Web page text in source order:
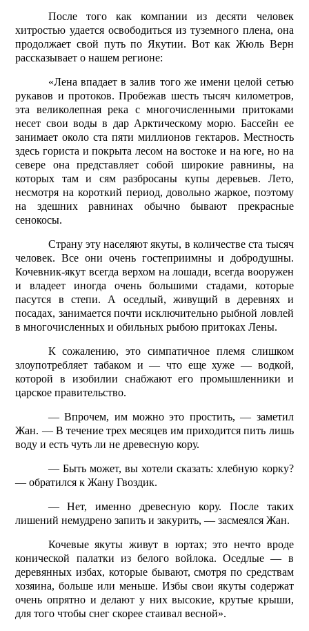
После того как компании из десяти человек
хитростью удается освободиться из туземного плена, она
продолжает свой путь по Якутии. Вот как Жюль Верн
рассказывает о нашем регионе:
«Лена впадает в залив того же имени целой сетью
рукавов и протоков. Пробежав шесть тысяч километров,
эта великолепная река с многочисленными притоками
несет свои воды в дар Арктическому морю. Бассейн ее
занимает около ста пяти миллионов гектаров. Местность
здесь гориста и покрыта лесом на востоке и на юге, но на
севере она представляет собой широкие равнины, на
которых там и сям разбросаны купы деревьев. Лето,
несмотря на короткий период, довольно жаркое, поэтому
на здешних равнинах обычно бывают прекрасные
сенокосы.
Страну эту населяют якуты, в количестве ста тысяч
человек. Все они очень гостеприимны и добродушны.
Кочевник-якут всегда верхом на лошади, всегда вооружен
и владеет иногда очень большими стадами, которые
пасутся в степи. А оседлый, живущий в деревнях и
посадах, занимается почти исключительно рыбной ловлей
в многочисленных и обильных рыбою притоках Лены.
К сожалению, это симпатичное племя слишком
злоупотребляет табаком и — что еще хуже — водкой,
которой в изобилии снабжают его промышленники и
царское правительство.
— Впрочем, им можно это простить, — заметил
Жан. — В течение трех месяцев им приходится пить лишь
воду и есть чуть ли не древесную кору.
— Быть может, вы хотели сказать: хлебную корку?
— обратился к Жану Гвоздик.
— Нет, именно древесную кору. После таких
лишений немудрено запить и закурить, — засмеялся Жан.
Кочевые якуты живут в юртах; это нечто вроде
конической палатки из белого войлока. Оседлые — в
деревянных избах, которые бывают, смотря по средствам
хозяина, больше или меньше. Избы свои якуты содержат
очень опрятно и делают у них высокие, крутые крыши,
для того чтобы снег скорее стаивал весной».